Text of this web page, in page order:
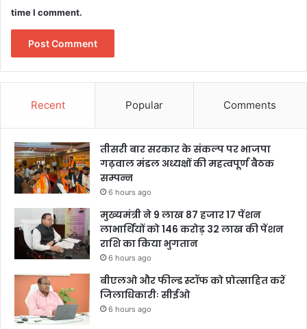
time I comment.
Recent Popular Comments
तीसरी बार सरकार के संकल्प पर भाजपा
गढ़वाल मंडल अध्यक्षों की महत्वपूर्ण बैठक
सम्पन्न
6 hours ago
मुख्यमंत्री ने 9 लाख 87 हजार 17 पेंशन
लाभार्थियों को 146 करोड़ 32 लाख की पेंशन
राशि का किया भुगतान
6 hours ago
बीएलओ और फील्ड स्टॉफ को प्रोत्साहित करें
जिलाधिकारीः सीईओ
6 hours ago